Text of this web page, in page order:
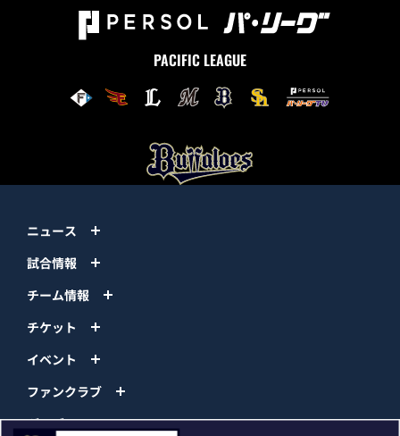
PACIFIC LEAGUE
ニュース
試合情報
チーム情報
チケット
イベント
ファンクラブ
グッズ